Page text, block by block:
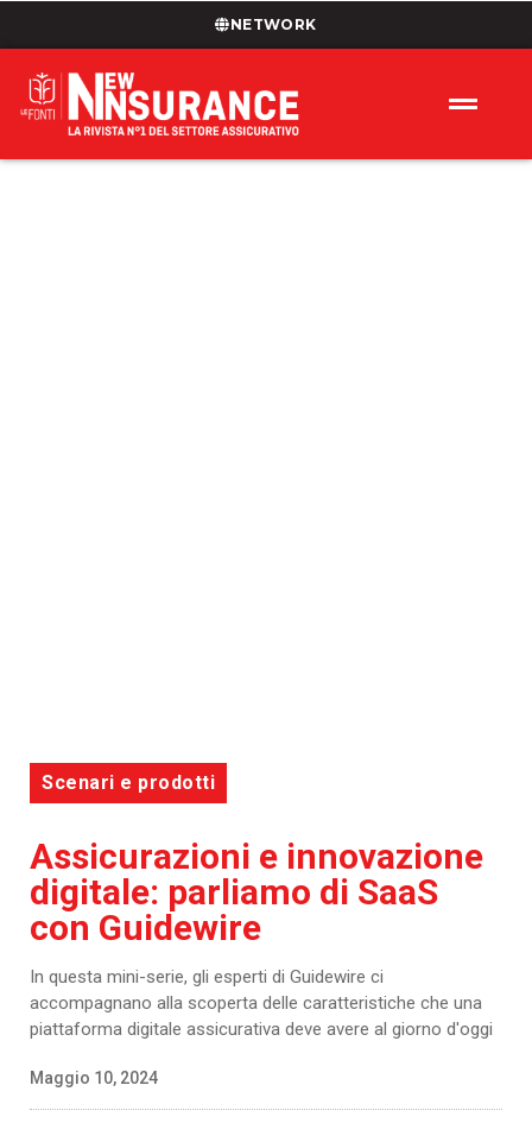
NETWORK
Scenari e prodotti
Assicurazioni e innovazione
digitale: parliamo di SaaS
con Guidewire
In questa mini-serie, gli esperti di Guidewire ci
accompagnano alla scoperta delle caratteristiche che una
piattaforma digitale assicurativa deve avere al giorno d'oggi
Maggio 10, 2024